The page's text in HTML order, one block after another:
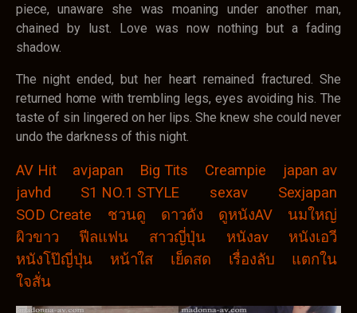
piece, unaware she was moaning under another man,
chained by lust. Love was now nothing but a fading
shadow.
The night ended, but her heart remained fractured. She
returned home with trembling legs, eyes avoiding his. The
taste of sin lingered on her lips. She knew she could never
undo the darkness of this night.
AV Hit avjapan Big Tits Creampie
japan av
javhd
S1 NO.1 STYLE sexav
Sexjapan
SOD Create
ชวนดู ดาวดัง ดูหนังAV
นมใหญ่
ผิวขาว
ฟีลแฟน สาวญี่ปุ่น หนังav
หนังเอวี
หนังโป๊ญี่ปุ่น
หน้าใส เย็ดสด เรื่องลับ
แตกใน
ใจสั่น